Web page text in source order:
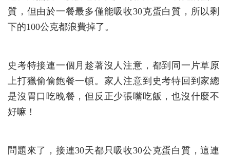
質，但由於一餐最多僅能吸收30克蛋白質，所以剩
下的100公克都浪費掉了。
史考特接連一個月趁著沒人注意，都到同一片草原
上打獵偷偷飽餐一頓。家人注意到史考特回到家總
是沒胃口吃晚餐，但反正少張嘴吃飯，也沒什麼不
好嘛！
問題來了，接連30天都只吸收30公克蛋白質，這連